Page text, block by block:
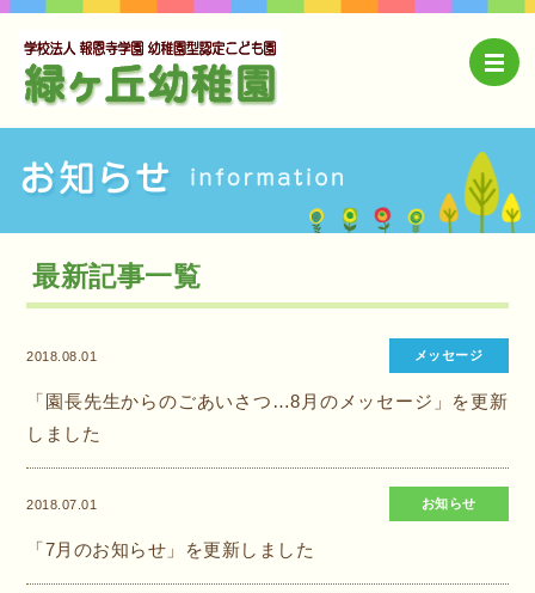
最新記事一覧
2018.08.01 メッセージ
「園長先生からのごあいさつ…8月のメッセージ」を更新
しました
2018.07.01 お知らせ
「7月のお知らせ」を更新しました